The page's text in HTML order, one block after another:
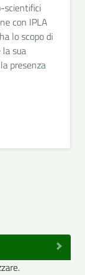
scientifici
con IPLA
lo scopo di
sua
presenza